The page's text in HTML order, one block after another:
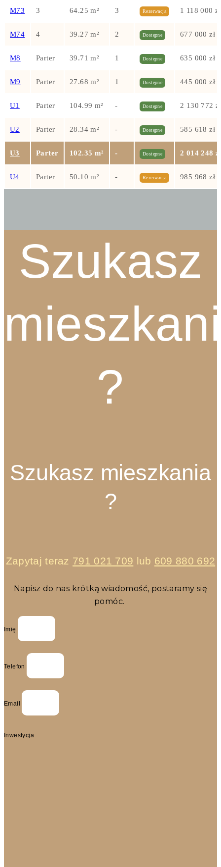
M73 3 64.25 m² 3 Rezerwacja 1 118 000 zł
M74 4 39.27 m² 2 Dostępne 677 000 zł
M8 Parter 39.71 m² 1 Dostępne 635 000 zł
M9 Parter 27.68 m² 1 Dostępne 445 000 zł
U1 Parter 104.99 m² - Dostępne 2 130 772 zł
U2 Parter 28.34 m² - Dostępne 585 618 zł
U3 Parter 102.35 m² - Dostępne 2 014 248 zł
U4 Parter 50.10 m² - Rezerwacja 985 968 zł
Szukasz
?
Szukasz mieszkania
?
Zapytaj teraz 791 021 709 lub 609 880 692
Napisz do nas krótką wiadomość, postaramy się
pomóc.
Imię
Telefon
Email
Inwestycja